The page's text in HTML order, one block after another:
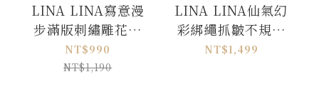
LINA LINA寫意漫
步滿版刺繡雕花網
紗洋裝-奶油杏
NT$990
NT$1,190
LINA LINA仙氣幻
彩綁繩抓皺不規則
洋裝-迷人紫
NT$1,499